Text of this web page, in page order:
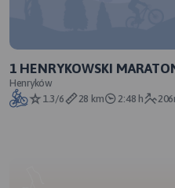
1 HENRYKOWSKI
MINI)
Henryków
1.3/6
28 km 2:48 h